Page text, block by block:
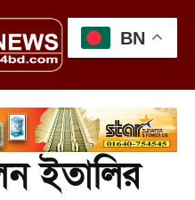
ইতালির
BN